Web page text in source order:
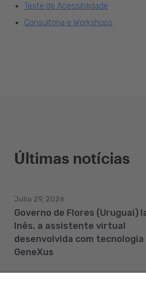
Teste de Acessibilidade
Consultoria e Workshops
Últimas notícias
Governo de Flores (Uruguai)
Inês, a assistente virtual
desenvolvida com tecnologia
GeneXus
Julio 29, 2026